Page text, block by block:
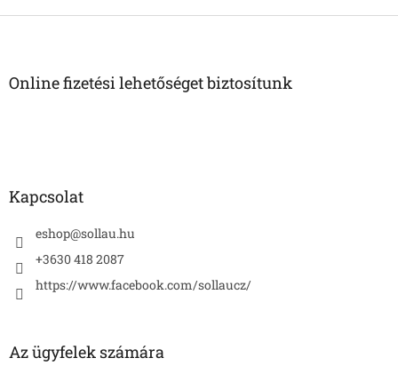
L
Online fizetési lehetőséget biztosítunk
Kapcsolat
eshop@sollau.hu
+3630 418 2087
https://www.facebook.com/sollaucz/
Az ügyfelek számára